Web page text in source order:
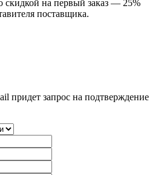
скидкой на первый заказ — 25%
поставщика.
придет запрос на подтверждение